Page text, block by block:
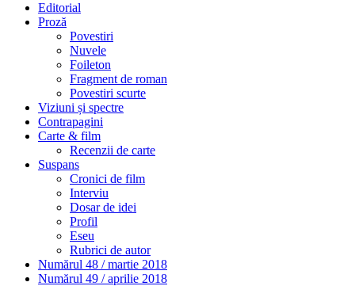
Editorial
Proză
Povestiri
Nuvele
Foileton
Fragment de roman
Povestiri scurte
Viziuni și spectre
Contrapagini
Carte & film
Recenzii de carte
Suspans
Cronici de film
Interviu
Dosar de idei
Profil
Eseu
Rubrici de autor
Numărul 48 / martie 2018
Numărul 49 / aprilie 2018